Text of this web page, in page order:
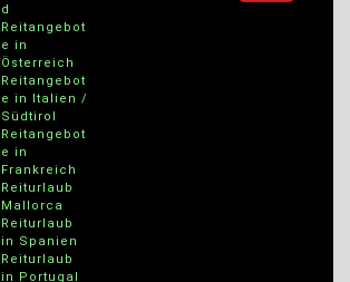
d
Reitangebot
e in
Österreich
Reitangebot
e in Italien /
Südtirol
Reitangebot
e in
Frankreich
Reiturlaub
Mallorca
Reiturlaub
in Spanien
Reiturlaub
in Portugal